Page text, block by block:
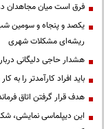
فرق است میان مجاهدان
یکصد و پنجاه و سومین
ریشه‌ای مشکلات شهری
هشدار حاجی دلیگانی
باید افراد کارآمدتر را
هدف قرار گرفتن اتاق‌
این دیپلماسی نمایشی،